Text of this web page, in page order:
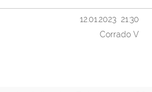
Corrado V
12.01.2023 21:30